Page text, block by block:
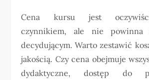
Cena kursu jest
czynnikiem, ale nie powinna
decydującym. Warto zestawić
jakością. Czy cena obejmuje
dydaktyczne, dostęp do